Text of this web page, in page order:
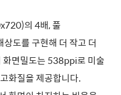
의 4배, 풀
도를 구현해 더 작고 더
화면밀도는 538ppi로 미술
화질을 제공합니다.